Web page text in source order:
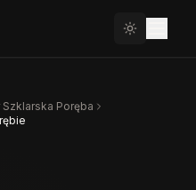
Szklarska Poręba